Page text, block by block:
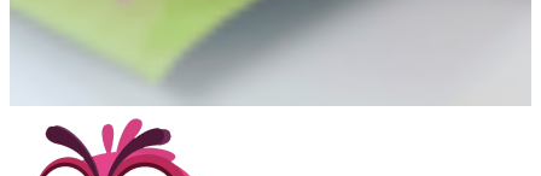
(Chị Mai Trang – Mẹ bé Mộc Miên)
Học viên Babilala